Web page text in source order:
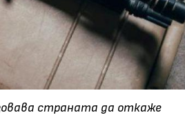
страната да откаже